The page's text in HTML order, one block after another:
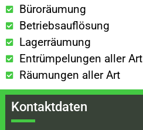
Büroräumung
Betriebsauflösung
Lagerräumung
Entrümpelungen aller Art
Räumungen aller Art
Kontaktdaten